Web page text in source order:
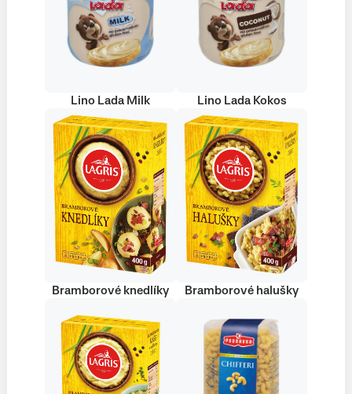
Lino Lada Milk Lino Lada Kokos
Bramborové knedlíky Bramborové halušky